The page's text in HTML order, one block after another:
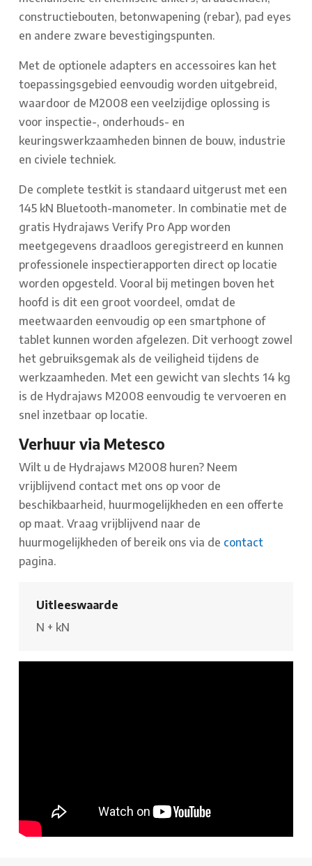
constructiebouten, betonwapening (rebar), pad eyes
en andere zware bevestigingspunten.
Met de optionele adapters en accessoires kan het
toepassingsgebied eenvoudig worden uitgebreid,
waardoor de M2008 een veelzijdige oplossing is
voor inspectie-, onderhouds- en
keuringswerkzaamheden binnen de bouw, industrie
en civiele techniek.
De complete testkit is standaard uitgerust met een
145 kN Bluetooth-manometer. In combinatie met de
gratis Hydrajaws Verify Pro App worden
meetgegevens draadloos geregistreerd en kunnen
professionele inspectierapporten direct op locatie
worden opgesteld. Vooral bij metingen boven het
hoofd is dit een groot voordeel, omdat de
meetwaarden eenvoudig op een smartphone of
tablet kunnen worden afgelezen. Dit verhoogt zowel
het gebruiksgemak als de veiligheid tijdens de
werkzaamheden. Met een gewicht van slechts 14 kg
is de Hydrajaws M2008 eenvoudig te vervoeren en
snel inzetbaar op locatie.
Verhuur via Metesco
Wilt u de Hydrajaws M2008 huren? Neem
vrijblijvend contact met ons op voor de
beschikbaarheid, huurmogelijkheden en een offerte
op maat. Vraag vrijblijvend naar de
huurmogelijkheden of bereik ons via de contact
pagina.
Uitleeswaarde
N + kN